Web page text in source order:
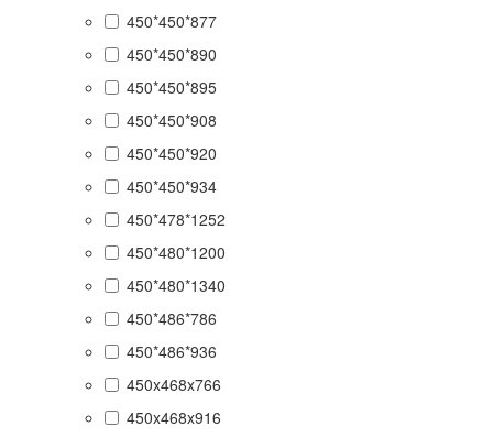
450*450*877
450*450*890
450*450*895
450*450*908
450*450*920
450*450*934
450*478*1252
450*480*1200
450*480*1340
450*486*786
450*486*936
450x468x766
450x468x916